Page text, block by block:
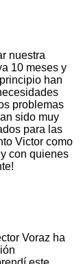
nuestra
10 meses y
han
problemas
sido muy
para las
Victor como
con quienes
Voraz ha